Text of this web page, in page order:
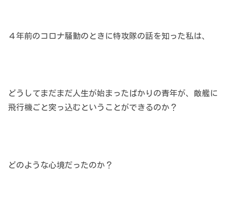
４年前のコロナ騒動のときに特攻隊の話を知った私は、
どうしてまだまだ人生が始まったばかりの青年が、敵艦に
飛行機ごと突っ込むということができるのか？
どのような心境だったのか？